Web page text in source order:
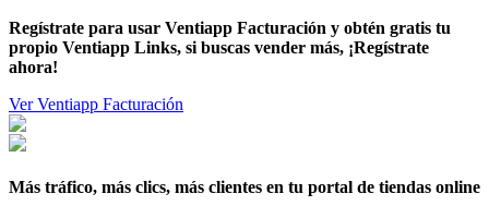
Regístrate para usar Ventiapp Facturación y obtén gratis tu
propio Ventiapp Links, si buscas vender más, ¡Regístrate
ahora!
Ver Ventiapp Facturación
Más tráfico, más clics, más clientes en tu portal de tiendas online